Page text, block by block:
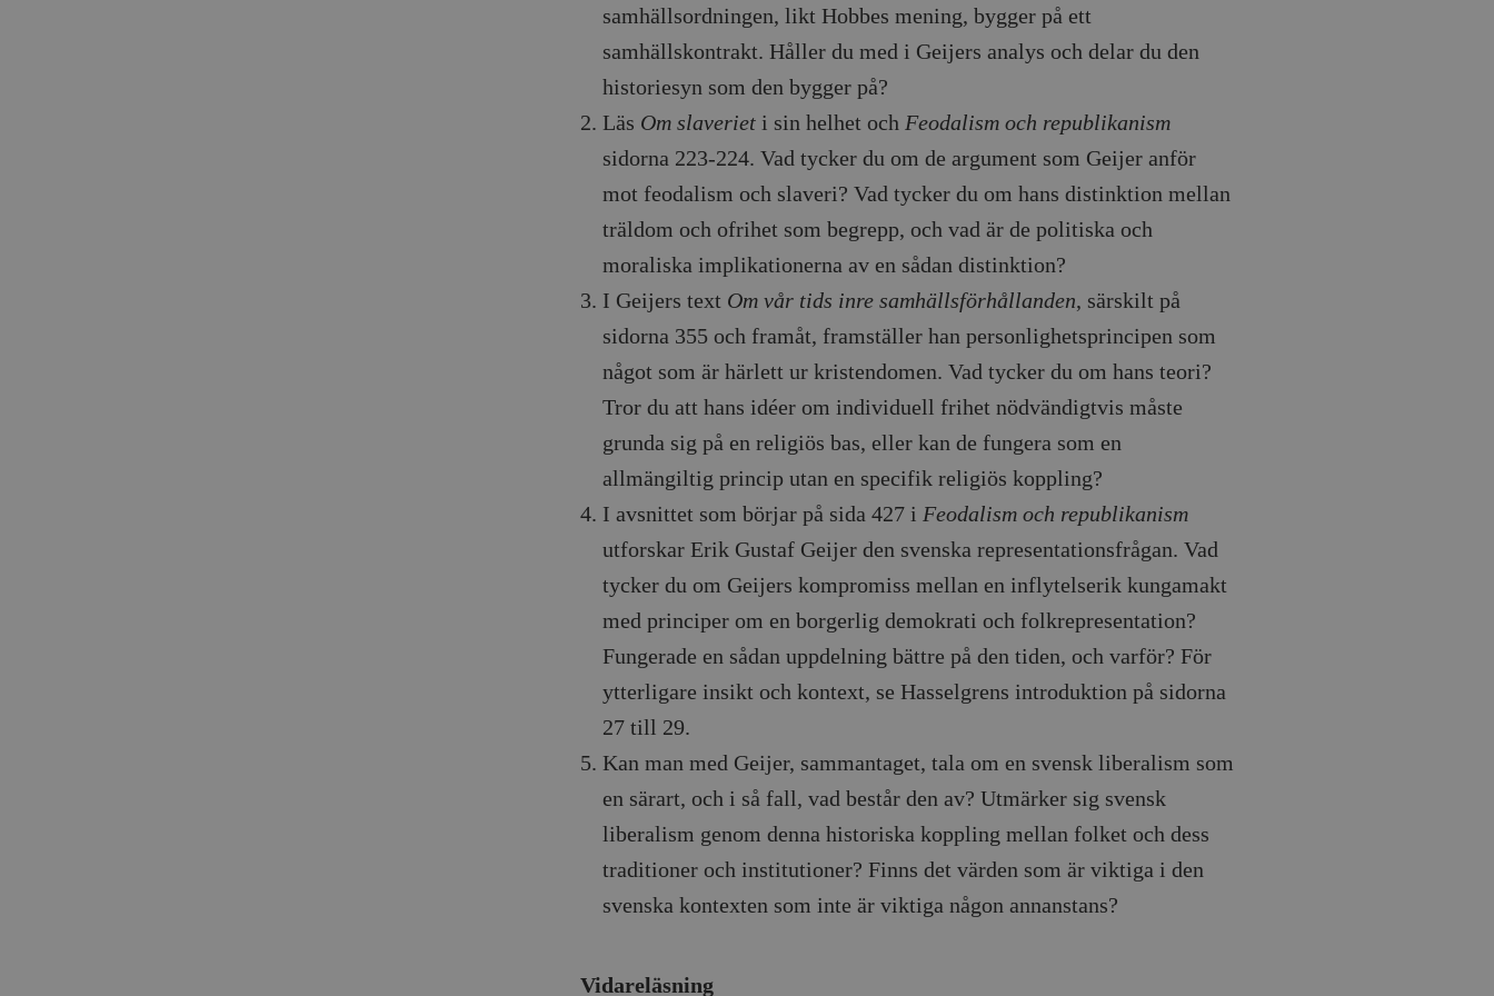
samhällsordningen, likt Hobbes mening, bygger på ett
samhällskontrakt. Håller du med i Geijers analys och delar du den
historiesyn som den bygger på?
Läs Om slaveriet i sin helhet och Feodalism och republikanism
sidorna 223-224. Vad tycker du om de argument som Geijer anför
mot feodalism och slaveri? Vad tycker du om hans distinktion mellan
träldom och ofrihet som begrepp, och vad är de politiska och
moraliska implikationerna av en sådan distinktion?
I Geijers text Om vår tids inre samhällsförhållanden, särskilt på
sidorna 355 och framåt, framställer han personlighetsprincipen som
något som är härlett ur kristendomen. Vad tycker du om hans teori?
Tror du att hans idéer om individuell frihet nödvändigtvis måste
grunda sig på en religiös bas, eller kan de fungera som en
allmängiltig princip utan en specifik religiös koppling?
I avsnittet som börjar på sida 427 i Feodalism och republikanism
utforskar Erik Gustaf Geijer den svenska representationsfrågan. Vad
tycker du om Geijers kompromiss mellan en inflytelserik kungamakt
med principer om en borgerlig demokrati och folkrepresentation?
Fungerade en sådan uppdelning bättre på den tiden, och varför? För
ytterligare insikt och kontext, se Hasselgrens introduktion på sidorna
27 till 29.
Kan man med Geijer, sammantaget, tala om en svensk liberalism som
en särart, och i så fall, vad består den av? Utmärker sig svensk
liberalism genom denna historiska koppling mellan folket och dess
traditioner och institutioner? Finns det värden som är viktiga i den
svenska kontexten som inte är viktiga någon annanstans?
Vidareläsning
Inc.
ändras.
Inc.
minuter
Detta är fördelaktigt för webbplatsen för att göra giltiga
.timbro.se
minuter
användarens resa för ett totalt antal sessioner. Den innehåller
ingen identifierbar information.
Cloudflare
.vimeo.com
30
Denna cookie används för att skilja mellan människor och bots.
Detta är fördelaktigt för webbplatsen för att göra giltiga
rapporter om användningen av deras webbplats.
/ Domän
Utgång Beskrivning
Google LLC
1 år 1
Detta cookie-namn är associerat med Google Universal Analytics - vilket är
en viktig uppdatering av Googles mer vanliga analystjänst. Denna cookie
används för att särskilja unika användare genom att tilldela ett
slumpmässigt genererat nummer som klientidentifierare. Den ingår i varje
session- och kampanjdata för webbplatsanalysrapporterna.
Google LLC
1 dag
Denna cookie ställs in av Google Analytics. Den lagrar och uppdaterar ett
unikt värde för varje besökt sida och används för att räkna och spåra
sidvisningar.
.timbro.se
sekunder
Detta är en mönstertyps-cookie som har ställts in av Google Analytics, där
mönsterelementet i namnet innehåller det unika identitetsnumret för
som används för att begränsa mängden data som registreras av Google på
månad
Denna cookie används av Google Analytics för att bevara
sessionstillståndet.
.timbro.se 1 år
minuter
.timbro.se
30
Utgång Beskrivning
Session Denna cookie ställs in av YouTube för att spåra visningar av inbäddade videor.
6
Denna cookie ställs in av Youtube för att hålla reda på användarinställningar för
webbplatsbesökaren använder den nya eller gamla versionen av Youtube-gränssnittet.
28 dagar
minuter
Denna cookie används för att skilja mellan människor och bots. Detta är fördelaktigt
för webbplatsen för att göra giltiga rapporter om användningen av deras webbplats.
3
Används av Facebook för att leverera en serie reklamprodukter, såsom realtidsbud
1 år 1
månad
Dessa kakor används av Vimeo-videospelaren på webbplatser.